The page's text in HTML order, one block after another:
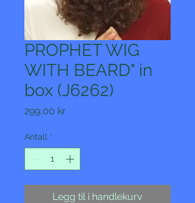
PROPHET WIG
WITH BEARD" in
box (J6262)
299,00 krPris
Antall *
Legg til i handlekurv